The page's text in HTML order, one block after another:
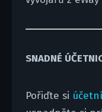
SNADNÉ
Pořiďte si